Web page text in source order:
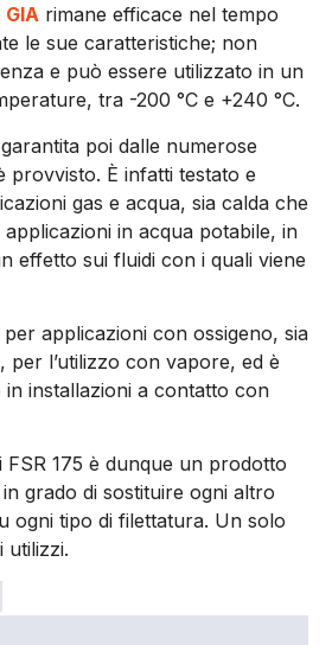
GIA rimane efficace nel tempo
le sue caratteristiche; non
e può essere utilizzato in un
tra -200 °C e +240 °C.
poi dalle numerose
provvisto. È infatti testato e
gas e acqua, sia calda che
in acqua potabile, in
effetto sui fluidi con i quali viene
applicazioni con ossigeno, sia
per l’utilizzo con vapore, ed è
in installazioni a contatto con
175 è dunque un prodotto
grado di sostituire ogni altro
ogni tipo di filettatura. Un solo
utilizzi.